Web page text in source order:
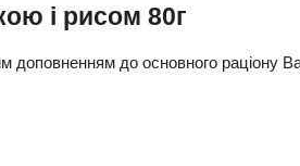
і рисом 80г
доповненням до основного раціону